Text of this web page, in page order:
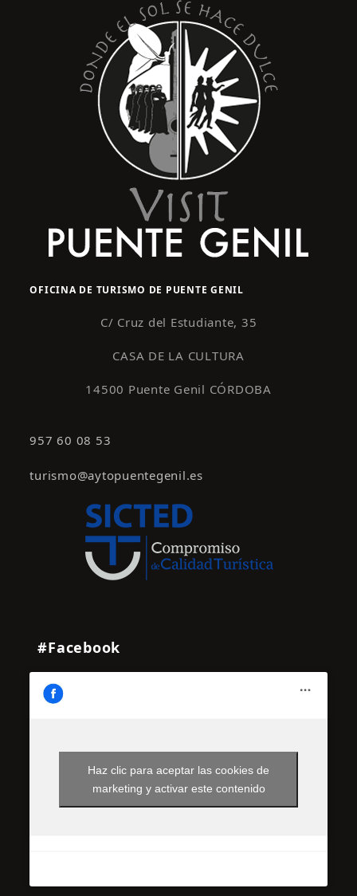
OFICINA DE TURISMO DE PUENTE GENIL
C/ Cruz del Estudiante, 35
CASA DE LA CULTURA
14500 Puente Genil CÓRDOBA
957 60 08 53
turismo@aytopuentegenil.es
#Facebook
Haz clic para aceptar las cookies de
marketing y activar este contenido